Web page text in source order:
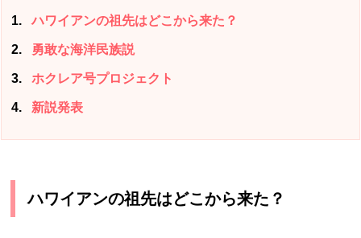
1 ハワイアンの祖先はどこから来た？
2 勇敢な海洋民族説
3 ホクレア号プロジェクト
4 新説発表
ハワイアンの祖先はどこから来た？